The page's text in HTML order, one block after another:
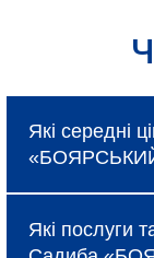
Які середні
коливаються
Які послуги